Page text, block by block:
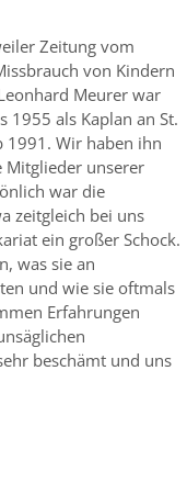
Zeitung vom
von Kindern
Meurer war
1955 als Kaplan an St.
1991. Wir haben ihn
Mitglieder unserer
war die
zeitgleich bei uns
ein großer Schock.
was sie an
und wie sie oftmals
Erfahrungen
beschämt und uns